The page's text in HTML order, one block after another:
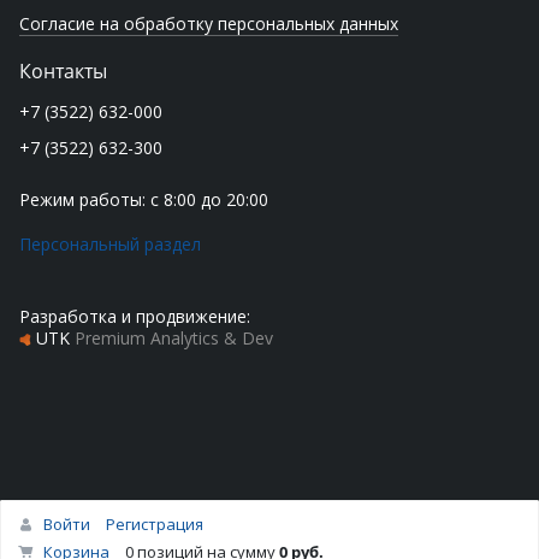
Согласие на обработку персональных данных
Контакты
+7 (3522) 632-000
+7 (3522) 632-300
Режим работы: с 8:00 до 20:00
Персональный раздел
Разработка и продвижение:
UTK Premium Analytics & Dev
Наверх
Войти
Регистрация
Корзина
0 позиций на сумму0 руб.